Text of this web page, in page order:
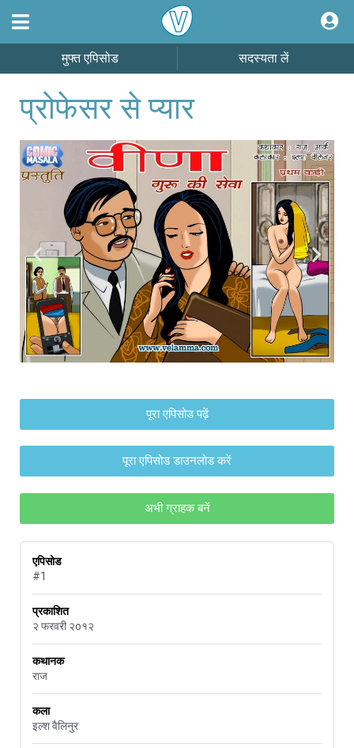
मुफ्त एपिसोड सदस्यता लें
प्रोफेसर से प्यार
पूरा एपिसोड पढ़ें
पूरा एपिसोड डाउनलोड करें
अभी ग्राहक बनें
एपिसोड
#1
प्रकाशित
२ फरवरी २o१२
कथानक
राज
कला
इल्श वैलिनुर